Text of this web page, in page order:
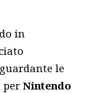
in
le
per Nintendo